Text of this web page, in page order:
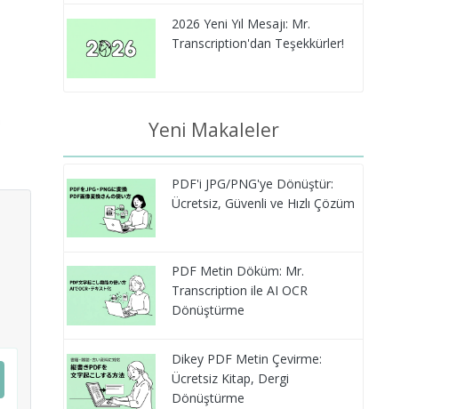
2026 Yeni Yıl Mesajı: Mr.
Transcription'dan Teşekkürler!
Yeni Makaleler
PDF'i JPG/PNG'ye Dönüştür:
Ücretsiz, Güvenli ve Hızlı Çözüm
PDF Metin Döküm: Mr.
Transcription ile AI OCR
Dönüştürme
Dikey PDF Metin Çevirme:
Ücretsiz Kitap, Dergi
Dönüştürme